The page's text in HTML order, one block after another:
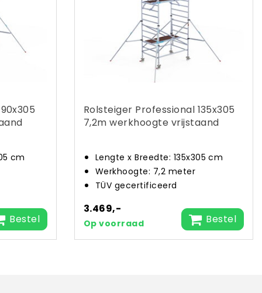
cm
Bestel
Rolsteiger Professional 135x305
7,2m werkhoogte vrijstaand
Lengte x Breedte: 135x305 cm
Werkhoogte: 7,2 meter
TÜV gecertificeerd
3.469,-
Op voorraad Bestel